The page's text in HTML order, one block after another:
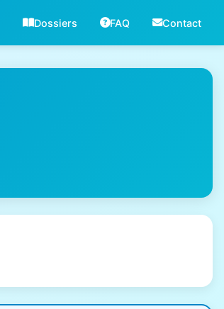
Dossiers FAQ Contact